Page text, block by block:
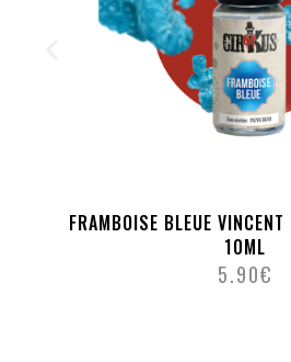
FRAMBOISE BLEUE
10ML
5.90€